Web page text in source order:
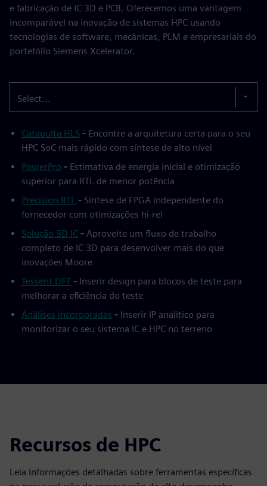
e fabricação de IC 3D e PCB. Oferecemos uma vantagem
incomparável na inovação de sistemas HPC usando
tecnologias de software, mecânicas, PLM e empresariais do
portefólio Siemens Xcelerator.
Select...
Catapulta HLS - Encontre a arquitetura certa para o seu
HPC SoC mais rápido com síntese de alto nível
PowerPro - Estimativa de energia inicial e otimização
superior para RTL de menor potência
Precision RTL - Síntese de FPGA independente do
fornecedor com otimizações hi-rel
Solução 3D IC - Aproveite um fluxo de trabalho
completo de IC 3D para desenvolver mais do que
inovações Moore
Tessent DFT - Inserir design para blocos de teste para
melhorar a eficiência do teste
Análises incorporadas - Inserir IP analítico para
monitorizar o seu sistema IC e HPC no terreno
Recursos de HPC
Leia informações detalhadas sobre ferramentas específicas